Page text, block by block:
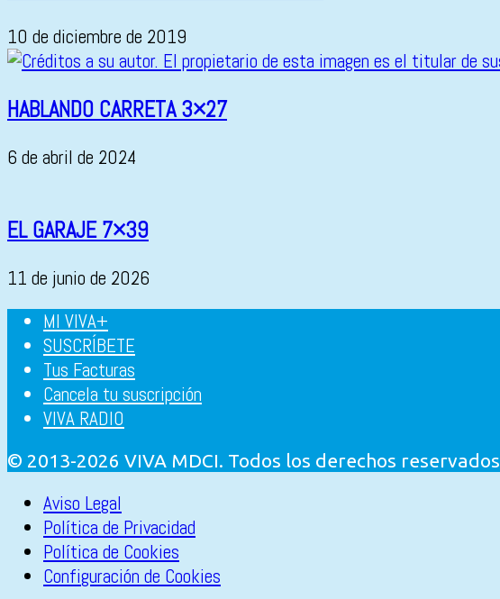
10 de diciembre de 2019
HABLANDO CARRETA 3×27
6 de abril de 2024
EL GARAJE 7×39
11 de junio de 2026
MI VIVA+
SUSCRÍBETE
Tus Facturas
Cancela tu suscripción
VIVA RADIO
© 2013-2026 VIVA MDCI. Todos los derechos reservados
Aviso Legal
Política de Privacidad
Política de Cookies
Configuración de Cookies